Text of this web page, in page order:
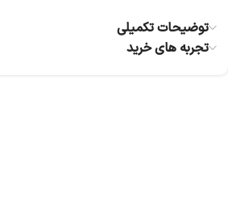
توضیحات تکمیلی
تجربه های خرید